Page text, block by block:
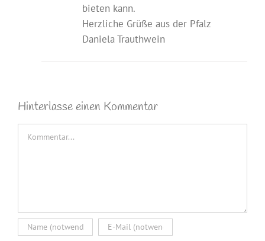
bieten kann.
Herzliche Grüße aus der Pfalz
Daniela Trauthwein
Hinterlasse einen Kommentar
Kommentar